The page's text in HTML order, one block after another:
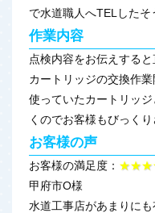
で水道職人へTELしたそ
作業内容
点検内容をお伝えする
カートリッジの交換作業
使っていたカートリッ
くのでお客様もびっくり
お客様の声
お客様の満足度：
甲府市O様
水道工事店があまりに